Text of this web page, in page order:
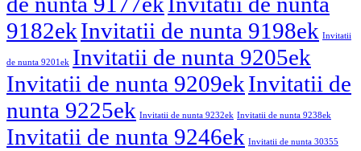
9182ekInvitatii de nunta 9198ek Invitatii
de nunta 9201ek Invitatii de nunta 9205ek
Invitatii de nunta 9209ekInvitatii de
nunta 9225ek Invitatii de nunta 9232ek Invitatii de nunta 9238ek
Invitatii de nunta 9246ek Invitatii de nunta 30355